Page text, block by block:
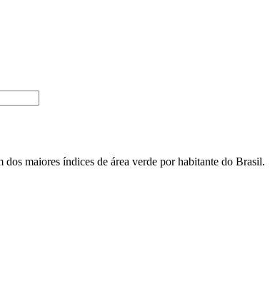
dos maiores índices de área verde por habitante do Brasil.